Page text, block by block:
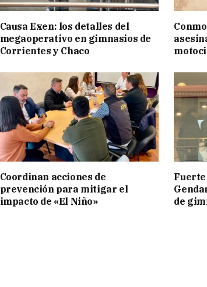
Causa Exen: los detalles del
megaoperativo en gimnasios de
Corrientes y Chaco
Coordinan acciones de
prevención para mitigar el
impacto de «El Niño»
de